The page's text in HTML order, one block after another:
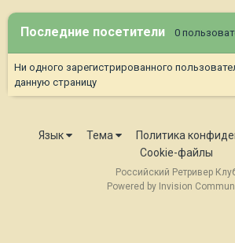
Последние посетители 0
Ни одного зарегистрированного
данную страницу
Язык Тема
Политика
Cookie-файлы
Российский Ретривер
Powered by Invision